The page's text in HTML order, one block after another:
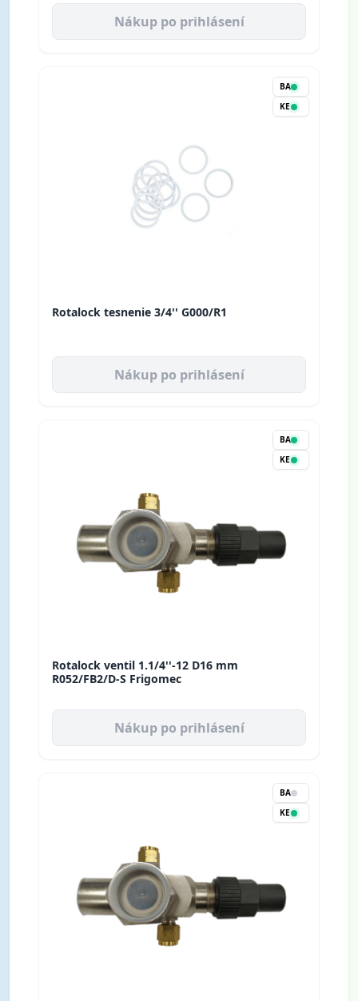
Nákup po prihlásení
BA
KE
Rotalock tesnenie 3/4'' G000/R1
Nákup po prihlásení
BA
KE
Rotalock ventil 1.1/4''-12 D16 mm
R052/FB2/D-S Frigomec
Nákup po prihlásení
BA
KE